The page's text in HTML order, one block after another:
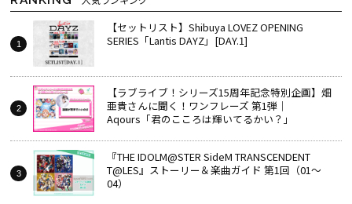
【セットリスト】Shibuya LOVEZ OPENING
SERIES「Lantis DAYZ」[DAY.1]
【ラブライブ！シリーズ15周年記念特別企画】畑
亜貴さんに聞く！ワンフレーズ 第1弾｜
Aqours「君のこころは輝いてるかい？」
『THE IDOLM@STER SideM TRANSCENDENT
T@LES』ストーリー＆楽曲ガイド 第1回（01～
04）